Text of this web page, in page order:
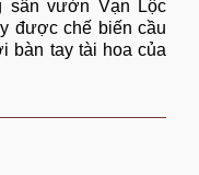
sân vườn Vạn Lộc
được chế biến cầu
bàn tay tài hoa của